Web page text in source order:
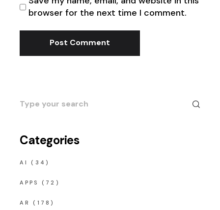
browser for the next time I comment.
Post Comment
Search
for:
Categories
AI (34)
APPS (72)
AR (178)